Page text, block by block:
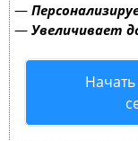
—
— Увеличивает